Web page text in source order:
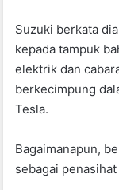
Suzuki berkata
kepada tampuk
elektrik dan
berkecimpung
Tesla.
Bagaimanapun,
sebagai